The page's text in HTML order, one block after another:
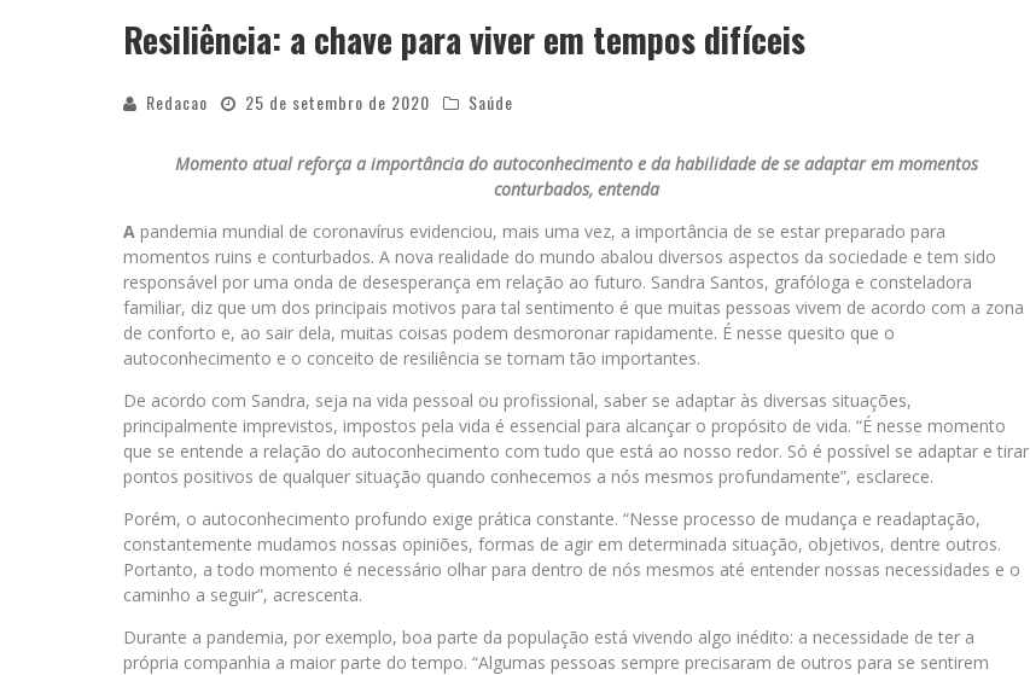
Resiliência: a chave para viver em tempos difíceis
Redacao 25 de setembro de 2020 Saúde
Momento atual reforça a importância do autoconhecimento e da habilidade de se adaptar em momentos
conturbados, entenda
A pandemia mundial de coronavírus evidenciou, mais uma vez, a importância de se estar preparado para
momentos ruins e conturbados. A nova realidade do mundo abalou diversos aspectos da sociedade e tem sido
responsável por uma onda de desesperança em relação ao futuro. Sandra Santos, grafóloga e consteladora
familiar, diz que um dos principais motivos para tal sentimento é que muitas pessoas vivem de acordo com a zona
de conforto e, ao sair dela, muitas coisas podem desmoronar rapidamente. É nesse quesito que o
autoconhecimento e o conceito de resiliência se tornam tão importantes.
De acordo com Sandra, seja na vida pessoal ou profissional, saber se adaptar às diversas situações,
principalmente imprevistos, impostos pela vida é essencial para alcançar o propósito de vida. “É nesse momento
que se entende a relação do autoconhecimento com tudo que está ao nosso redor. Só é possível se adaptar e tirar
pontos positivos de qualquer situação quando conhecemos a nós mesmos profundamente”, esclarece.
Porém, o autoconhecimento profundo exige prática constante. “Nesse processo de mudança e readaptação,
constantemente mudamos nossas opiniões, formas de agir em determinada situação, objetivos, dentre outros.
Portanto, a todo momento é necessário olhar para dentro de nós mesmos até entender nossas necessidades e o
caminho a seguir”, acrescenta.
Durante a pandemia, por exemplo, boa parte da população está vivendo algo inédito: a necessidade de ter a
própria companhia a maior parte do tempo. “Algumas pessoas sempre precisaram de outros para se sentirem